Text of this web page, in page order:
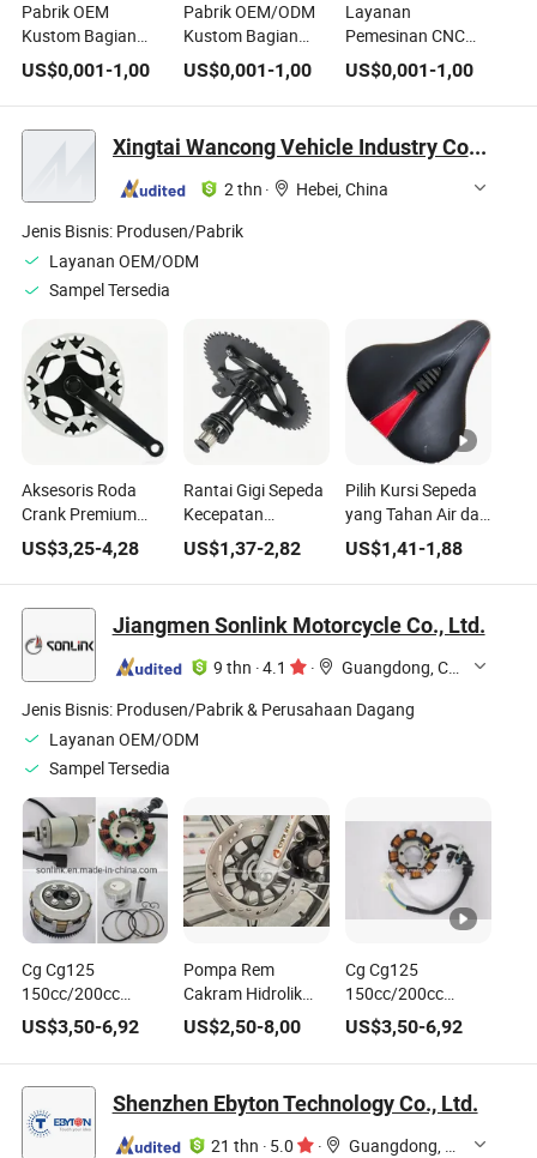
Pabrik OEM
Kustom Bagian
dan Aksesori
Sepeda Motor dan
Sepeda dari Baja
Tahan Karat,
Aluminium, dan
Paduan Titanium
Presisi Tinggi
US$0,001-1,00
Pabrik OEM/ODM
Kustom Bagian
Logam Pemesinan
Presisi Berkualitas
Tinggi Pemesinan
Aluminium
Aksesoris Sepeda
US$0,001-1,00
Layanan
Pemesinan CNC
Kustom
Penggilingan
Kasus Mesin
Aluminium Billet
yang Digerakkan
US$0,001-1,00
Xingtai Wancong Vehicle Industry Co., Ltd.
2 thn ·
Hebei, China
Jenis Bisnis: Produsen/Pabrik
Layanan OEM/ODM
Sampel Tersedia
Aksesoris Roda
Crank Premium
untuk
Meningkatkan
Performa
Bersepeda
US$3,25-4,28
Rantai Gigi Sepeda
Kecepatan
Tunggal, Aksesori
Sepeda Disc Crank
US$1,37-2,82
Pilih Kursi Sepeda
yang Tahan Air dan
Bernapas
Aksesoris Sepeda
US$1,41-1,88
Jiangmen Sonlink Motorcycle Co., Ltd.
9 thn ·4.1 ·
Guangdong, China
Jenis Bisnis: Produsen/Pabrik & Perusahaan Dagang
Layanan OEM/ODM
Sampel Tersedia
Cg Cg125
150cc/200cc
Kawasaki Honda
Magneto Stator
Koil Listrik Motor
Sepeda Motor
Skuter Dirtbike Trike
Aksesori Motor
US$3,50-6,92
Pompa Rem
Cakram Hidrolik
Aksesori Sepeda
Motor untuk Honda
Bajaj YAMAHA
US$2,50-8,00
Cg Cg125
150cc/200cc
Kawasaki Honda
Magneto Stator
Koil Listrik Moto
Motor Trike
Aksesori Motor
US$3,50-6,92
Shenzhen Ebyton Technology Co., Ltd.
21 thn · 5.0 ·
Guangdong, China